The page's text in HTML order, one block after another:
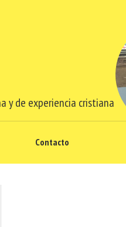
y de experiencia cristiana
Contacto